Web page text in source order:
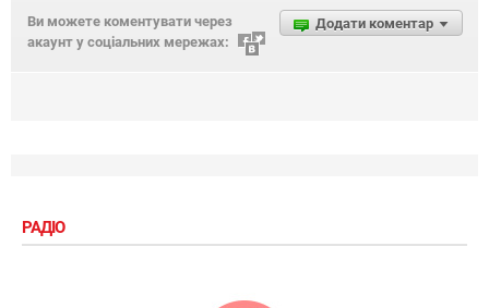
Додати коментар
Ви можете коментувати через
акаунт у соціальних мережах:
РАДІО